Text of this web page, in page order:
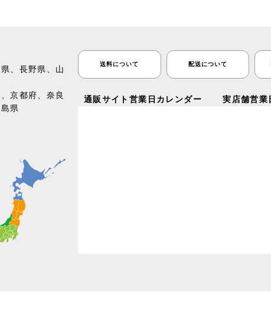
、長野県、山
京都府、奈良
県
送料について 配送について
通販サイト営業日カレンダー 実店舗営業